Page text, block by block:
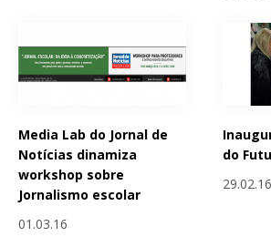
Media Lab do Jornal de
Notícias dinamiza
workshop sobre
Jornalismo escolar
01.03.16
do
29.02.16